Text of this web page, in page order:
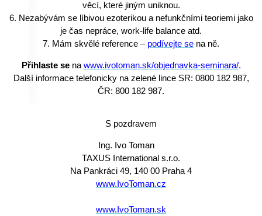
věcí, které jiným uniknou.
6. Nezabývám se líbivou ezoterikou a nefunkčními teoriemi jako
je čas nepráce, work-life balance atd.
7. Mám skvělé reference – podívejte se na ně.
Přihlaste se na www.ivotoman.sk/objednavka-seminara/.
Další informace telefonicky na zelené lince SR: 0800 182 987,
ČR: 800 182 987.
S pozdravem
Ing. Ivo Toman
TAXUS International s.r.o.
Na Pankráci 49, 140 00 Praha 4
www.IvoToman.cz
www.IvoToman.sk